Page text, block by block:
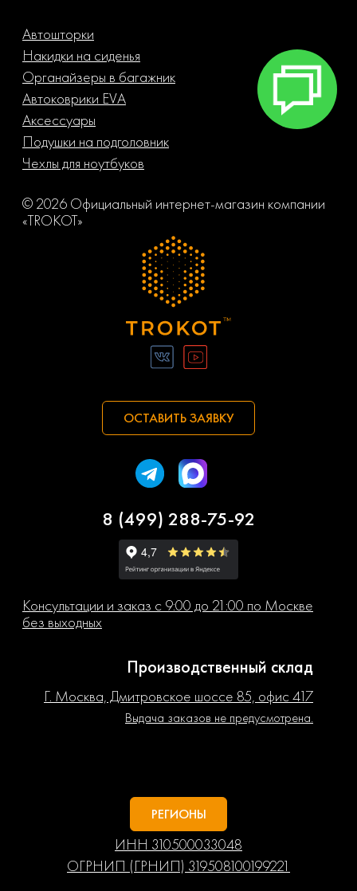
Автошторки
Накидки на сиденья
Органайзеры в багажник
Автоковрики EVA
Аксессуары
Подушки на подголовник
Чехлы для ноутбуков
© 2026 Официальный интернет-магазин компании
«TROKOT»
ОСТАВИТЬ ЗАЯВКУ
8 (499) 288-75-92
Консультации и заказ с 9:00 до 21:00 по Москве
без выходных
Производственный склад
Г. Москва, Дмитровское шоссе 85, офис 417
Выдача заказов не предусмотрена.
РЕГИОНЫ
ИНН 310500033048
ОГРНИП (ГРНИП) 319508100199221